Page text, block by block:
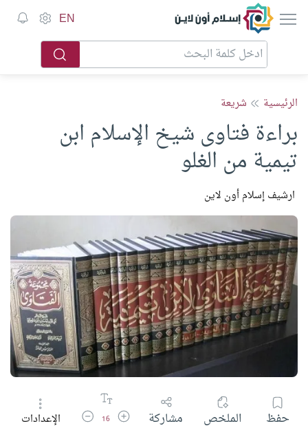
إسلام أون لاين EN
الرئيسية شريعة
براءة فتاوى شيخ الإسلام ابن
تيمية من الغلو
ارشيف إسلام أون لاين
حفظ الملخص مشاركة زيادة حجم الخط
16 تقليل حجم الخط
الإعدادات